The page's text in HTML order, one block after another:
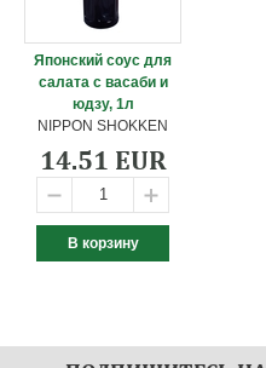
Японский соус для
салата с васаби и
юдзу, 1л
NIPPON SHOKKEN
14.51 EUR